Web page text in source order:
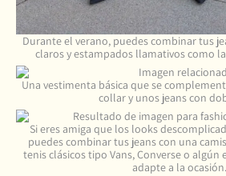
Durante el verano, puedes combinar tus
claros y estampados llamativos como
Una vestimenta básica que se
collar y unos jeans con
Si eres amiga que los looks
puedes combinar tus jeans con una
tenis clásicos tipo Vans, Converse o algún
adapte a la ocasión.